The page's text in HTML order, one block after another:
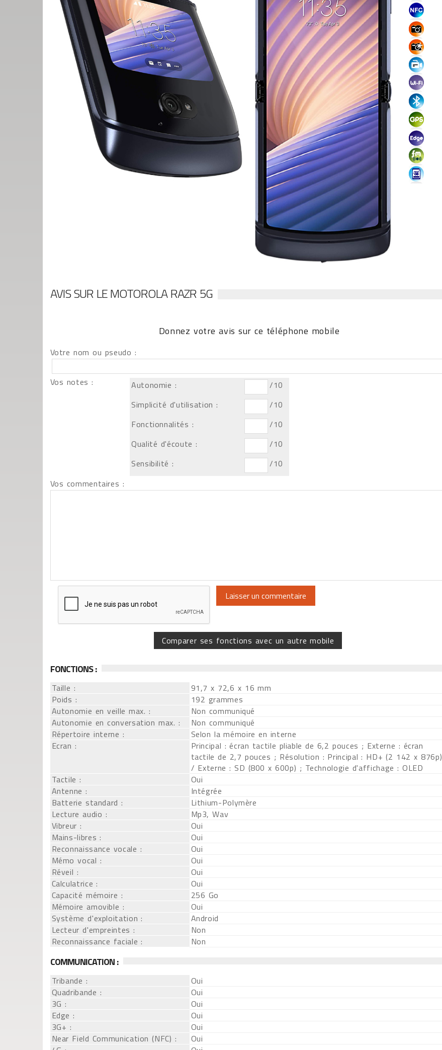
AVIS SUR LE MOTOROLA RAZR 5G
Donnez votre avis sur ce téléphone mobile
Votre nom ou pseudo :
Vos notes : Autonomie :
/10
Simplicité d'utilisation :
/10
Fonctionnalités :
/10
Qualité d'écoute :
/10
Sensibilité :
/10
Vos commentaires :
Comparer ses fonctions avec un autre mobile
FONCTIONS :
Taille :
91,7 x 72,6 x 16 mm
Poids :
192 grammes
Autonomie en veille max. :
Non communiqué
Autonomie en conversation max. :
Non communiqué
Répertoire interne :
Selon la mémoire en interne
Ecran :
Principal : écran tactile pliable de 6,2 pouces ; Externe : écran
tactile de 2,7 pouces ; Résolution : Principal : HD+ (2 142 x 876p)
/ Externe : SD (800 x 600p) ; Technologie d'affichage : OLED
Tactile :
Oui
Antenne :
Intégrée
Batterie standard :
Lithium-Polymère
Lecture audio :
Mp3, Wav
Vibreur :
Oui
Mains-libres :
Oui
Reconnaissance vocale :
Oui
Mémo vocal :
Oui
Réveil :
Oui
Calculatrice :
Oui
Capacité mémoire :
256 Go
Mémoire amovible :
Oui
Système d'exploitation :
Android
Lecteur d'empreintes :
Non
Reconnaissance faciale :
Non
COMMUNICATION :
Tribande :
Oui
Quadribande :
Oui
3G :
Oui
Edge :
Oui
3G+ :
Oui
Near Field Communication (NFC) :
Oui